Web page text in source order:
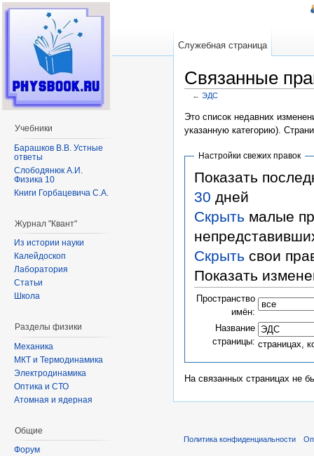
Связанные
← ЭДС
Это список недавних
указанную категорию).
Настройки свежих правок
Показать
30 дней
Скрыть малые
Скрыть свои
Показать
Пространство
имён:
Название
страницы: страницах,
На связанных страницах не
Служебная страница
Учебники
Барашков В.В. Устные
ответы
Слободянюк А.И.
Физика 10
Книги Горбацевича С.А.
Журнал "Квант"
Из истории науки
Калейдоскоп
Лаборатория
Статьи
Школа
Разделы физики
Механика
МКТ и Термодинамика
Электродинамика
Оптика и СТО
Атомная и ядерная
Общие
Форум
Политика конфиденциальности